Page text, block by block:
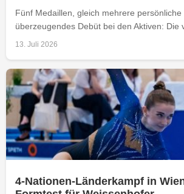
Fünf Medaillen, gleich mehrere
überzeugendes Debüt bei den Aktiven: Die
13. Juli 2026
4-Nationen-Länderkampf in